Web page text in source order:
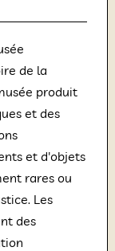
de la
produit
et des
et d'objets
rares ou
Les
des